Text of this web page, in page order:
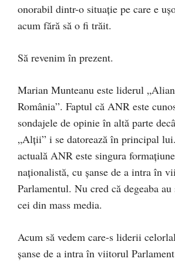
onorabil dintr-o situație pe care e
acum fără să o fi trăit.
Să revenim în prezent.
Marian Munteanu este liderul
România”. Faptul că ANR este
sondajele de opinie în altă parte
„Alții” i se datorează în principal
actuală ANR este singura
naționalistă, cu șanse de a intra în
Parlamentul. Nu cred că degeaba
cei din mass media.
Acum să vedem care-s liderii
șanse de a intra în viitorul